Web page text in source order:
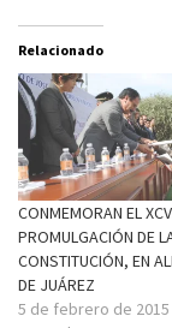
Relacionado
CONMEMORAN EL
PROMULGACIÓN DE
CONSTITUCIÓN, EN
DE JUÁREZ
5 de febrero de 2015